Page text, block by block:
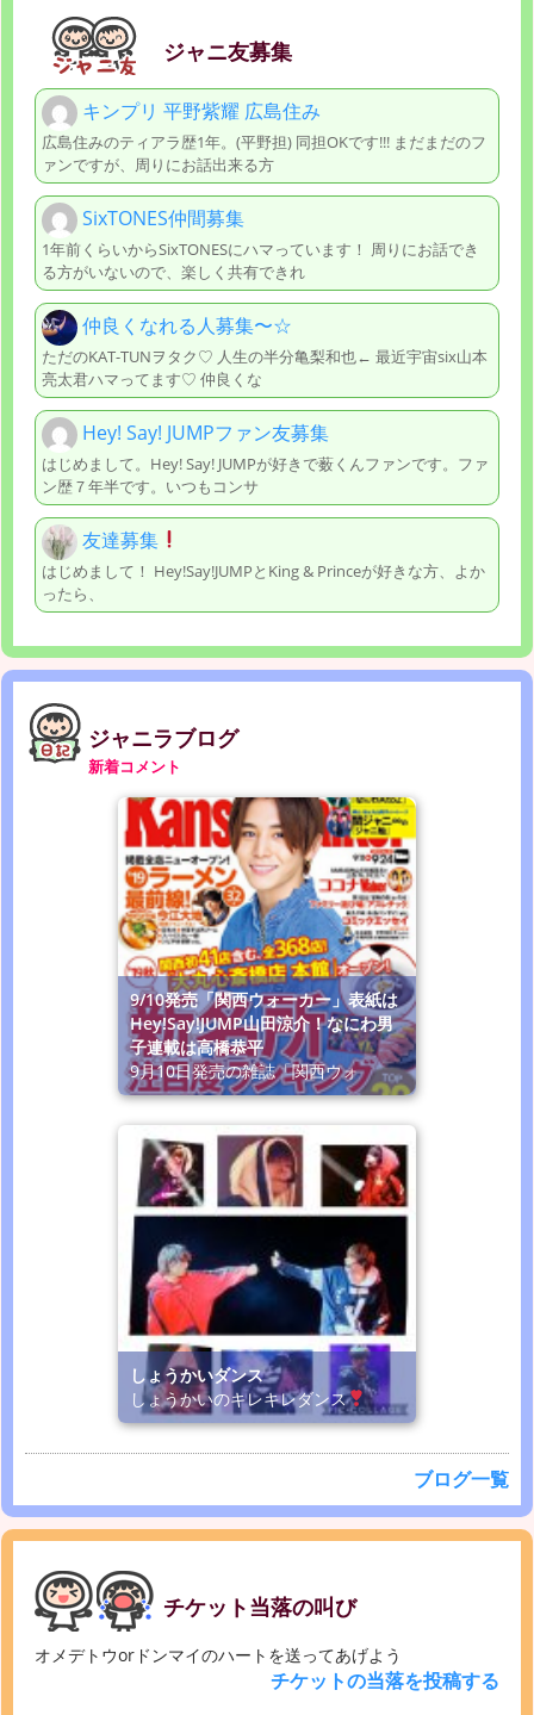
ジャニ友募集
キンプリ 平野紫耀 広島住み
広島住みのティアラ歴1年。(平野担) 同担OKです!!! まだまだのフ
ァンですが、周りにお話出来る方
SixTONES仲間募集
1年前くらいからSixTONESにハマっています！ 周りにお話でき
る方がいないので、楽しく共有できれ
仲良くなれる人募集〜☆
ただのKAT-TUNヲタク♡ 人生の半分亀梨和也← 最近宇宙six山本
亮太君ハマってます♡ 仲良くな
Hey! Say! JUMPファン友募集
はじめまして。Hey! Say! JUMPが好きで薮くんファンです。ファ
ン歴７年半です。いつもコンサ
友達募集
はじめまして！ Hey!Say!JUMPとKing & Princeが好きな方、よか
ったら、
ジャニラブログ
新着コメント
9/10発売「関西ウォーカー」表紙は
Hey!Say!JUMP山田涼介！なにわ男
子連載は高橋恭平
9月10日発売の雑誌「関西ウォ
しょうかいダンス
しょうかいのキレキレダンス
ブログ一覧
チケット当落の叫び
オメデトウorドンマイのハートを送ってあげよう
チケットの当落を投稿する